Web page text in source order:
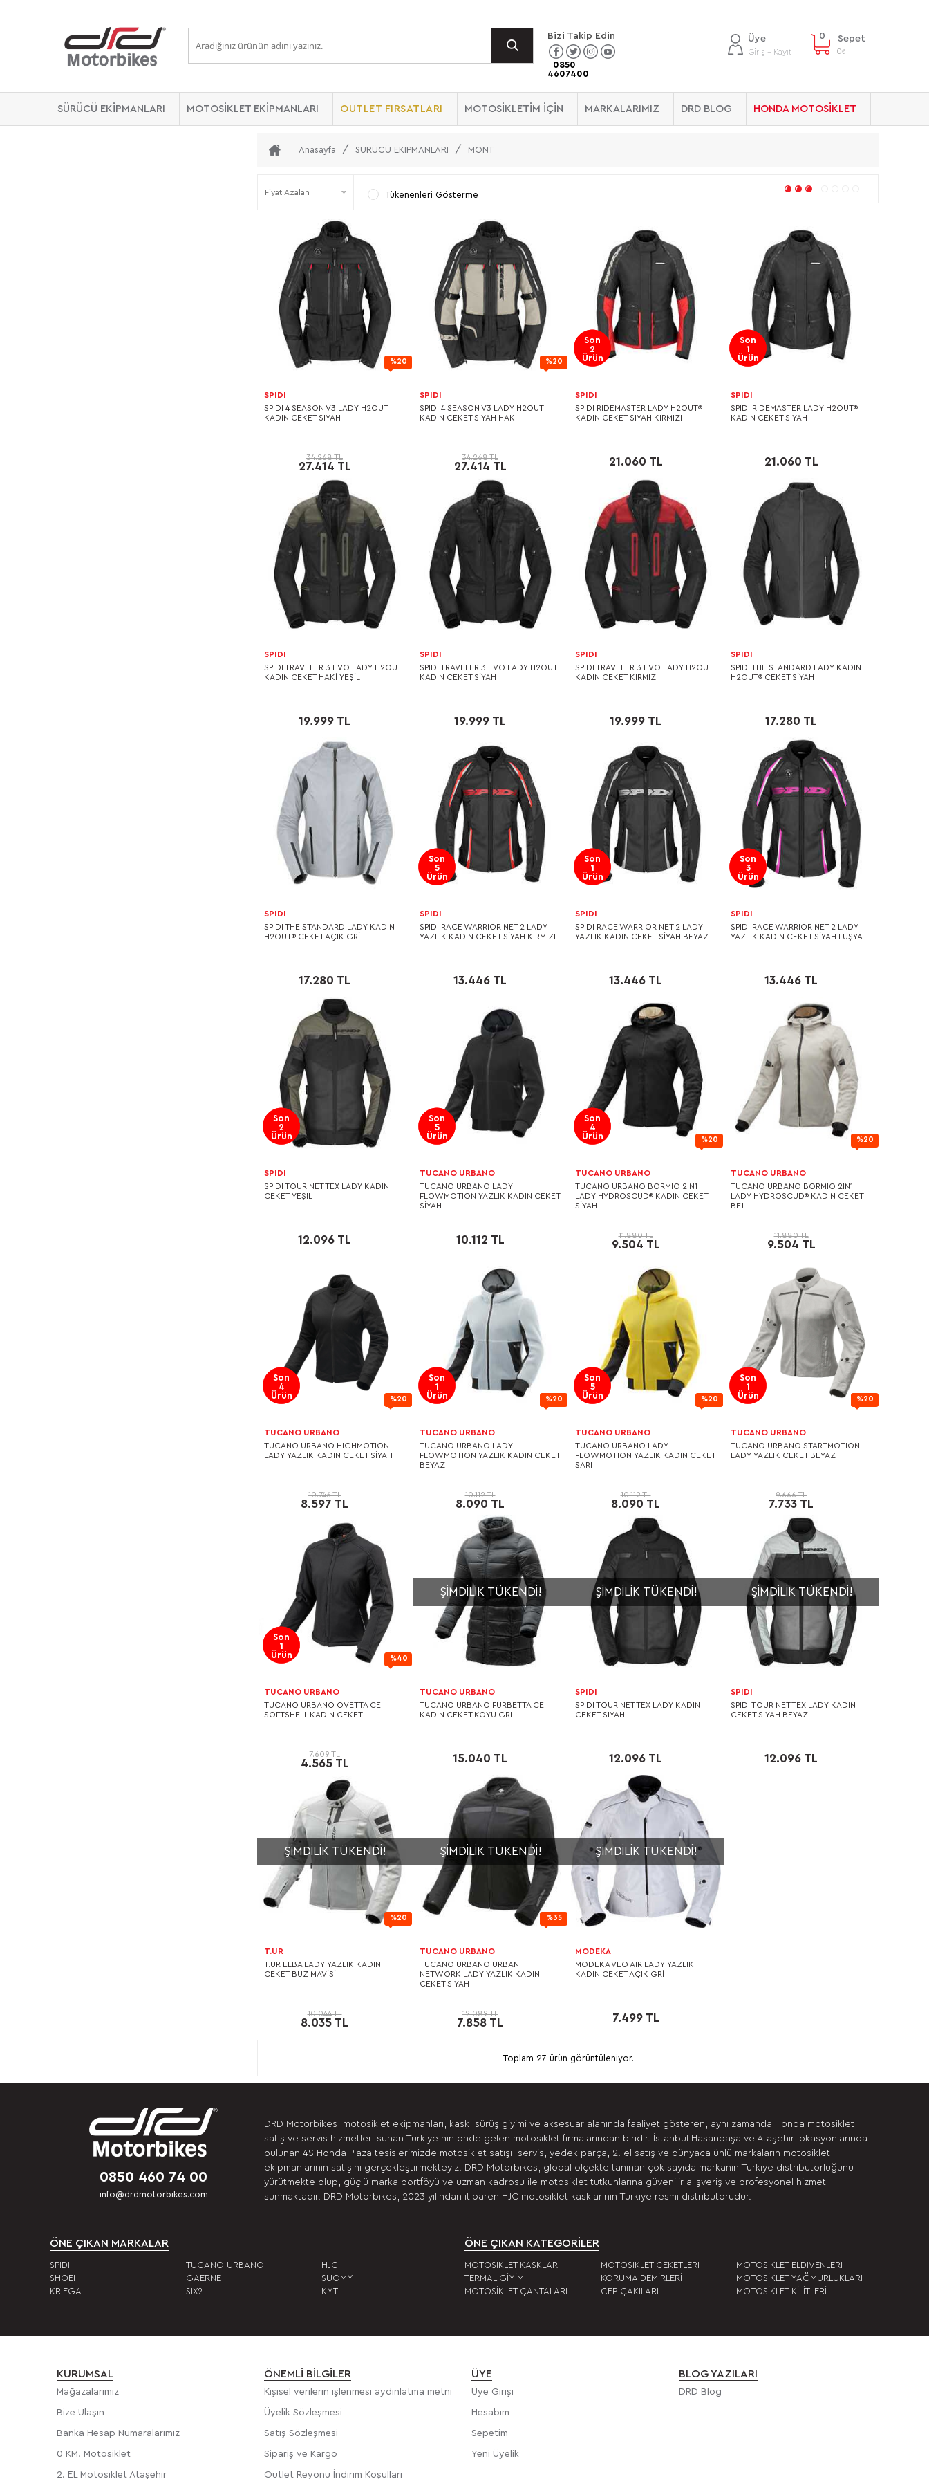
Bizi Takip Edin
0850
4607400
Sepet
0₺
0
Üye
Giriş - Kayıt
SÜRÜCÜ EKİPMANLARI MOTOSİKLET EKİPMANLARI OUTLET FIRSATLARI MOTOSİKLETİM İÇİN MARKALARIMIZ DRD BLOG HONDA MOTOSİKLET
Anasayfa SÜRÜCÜ EKİPMANLARI MONT
Tükenenleri Gösterme
%20
SPIDI
SPIDI 4 SEASON V3 LADY H2OUT
KADIN CEKET SİYAH
34.268 TL
27.414 TL
%20
SPIDI
SPIDI 4 SEASON V3 LADY H2OUT
KADIN CEKET SİYAH HAKİ
34.268 TL
27.414 TL
Son
2
Ürün
SPIDI
SPIDI RIDEMASTER LADY H2OUT®
KADIN CEKET SİYAH KIRMIZI
21.060 TL
Son
1
Ürün
SPIDI
SPIDI RIDEMASTER LADY H2OUT®
KADIN CEKET SİYAH
21.060 TL
SPIDI
SPIDI TRAVELER 3 EVO LADY H2OUT
KADIN CEKET HAKİ YEŞİL
19.999 TL
SPIDI
SPIDI TRAVELER 3 EVO LADY H2OUT
KADIN CEKET SİYAH
19.999 TL
SPIDI
SPIDI TRAVELER 3 EVO LADY H2OUT
KADIN CEKET KIRMIZI
19.999 TL
SPIDI
SPIDI THE STANDARD LADY KADIN
H2OUT® CEKET SİYAH
17.280 TL
SPIDI
SPIDI THE STANDARD LADY KADIN
H2OUT® CEKET AÇIK GRİ
17.280 TL
Son
5
Ürün
SPIDI
SPIDI RACE WARRIOR NET 2 LADY
YAZLIK KADIN CEKET SİYAH KIRMIZI
13.446 TL
Son
1
Ürün
SPIDI
SPIDI RACE WARRIOR NET 2 LADY
YAZLIK KADIN CEKET SİYAH BEYAZ
13.446 TL
Son
3
Ürün
SPIDI
SPIDI RACE WARRIOR NET 2 LADY
YAZLIK KADIN CEKET SİYAH FUŞYA
13.446 TL
Son
2
Ürün
SPIDI
SPIDI TOUR NET TEX LADY KADIN
CEKET YEŞİL
12.096 TL
Son
5
Ürün
TUCANO URBANO
TUCANO URBANO LADY
FLOWMOTION YAZLIK KADIN CEKET
SİYAH
10.112 TL
%20
Son
4
Ürün
TUCANO URBANO
TUCANO URBANO BORMIO 2IN1
LADY HYDROSCUD® KADIN CEKET
SİYAH
11.880 TL
9.504 TL
%20
TUCANO URBANO
TUCANO URBANO BORMIO 2IN1
LADY HYDROSCUD® KADIN CEKET
BEJ
11.880 TL
9.504 TL
%20
Son
4
Ürün
TUCANO URBANO
TUCANO URBANO HIGHMOTION
LADY YAZLIK KADIN CEKET SİYAH
10.746 TL
8.597 TL
%20
Son
1
Ürün
TUCANO URBANO
TUCANO URBANO LADY
FLOWMOTION YAZLIK KADIN CEKET
BEYAZ
10.112 TL
8.090 TL
%20
Son
5
Ürün
TUCANO URBANO
TUCANO URBANO LADY
FLOWMOTION YAZLIK KADIN CEKET
SARI
10.112 TL
8.090 TL
%20
Son
1
Ürün
TUCANO URBANO
TUCANO URBANO STARTMOTION
LADY YAZLIK CEKET BEYAZ
9.666 TL
7.733 TL
%40
Son
1
Ürün
TUCANO URBANO
TUCANO URBANO OVETTA CE
SOFTSHELL KADIN CEKET
7.609 TL
4.565 TL
ŞIMDILIK TÜKENDI!
TUCANO URBANO
TUCANO URBANO FURBETTA CE
KADIN CEKET KOYU GRİ
15.040 TL
ŞIMDILIK TÜKENDI!
SPIDI
SPIDI TOUR NET TEX LADY KADIN
CEKET SİYAH
12.096 TL
ŞIMDILIK TÜKENDI!
SPIDI
SPIDI TOUR NET TEX LADY KADIN
CEKET SİYAH BEYAZ
12.096 TL
%20
ŞIMDILIK TÜKENDI!
T.UR
T.UR ELBA LADY YAZLIK KADIN
CEKET BUZ MAVİSİ
10.044 TL
8.035 TL
%35
ŞIMDILIK TÜKENDI!
TUCANO URBANO
TUCANO URBANO URBAN
NETWORK LADY YAZLIK KADIN
CEKET SİYAH
12.089 TL
7.858 TL
ŞIMDILIK TÜKENDI!
MODEKA
MODEKA VEO AIR LADY YAZLIK
KADIN CEKET AÇIK GRİ
7.499 TL
Toplam 27 ürün görüntüleniyor.
0850 460 74 00
info@drdmotorbikes.com
DRD Motorbikes, motosiklet ekipmanları, kask, sürüş giyimi ve aksesuar alanında faaliyet gösteren, aynı zamanda Honda motosiklet
satış ve servis hizmetleri sunan Türkiye’nin önde gelen motosiklet firmalarından biridir. İstanbul Hasanpaşa ve Ataşehir lokasyonlarında
bulunan 4S Honda Plaza tesislerimizde motosiklet satışı, servis, yedek parça, 2. el satış ve dünyaca ünlü markaların motosiklet
ekipmanlarının satışını gerçekleştirmekteyiz. DRD Motorbikes, global ölçekte tanınan çok sayıda markanın Türkiye distribütörlüğünü
yürütmekte olup, güçlü marka portföyü ve uzman kadrosu ile motosiklet tutkunlarına güvenilir alışveriş ve profesyonel hizmet
sunmaktadır. DRD Motorbikes, 2023 yılından itibaren HJC motosiklet kasklarının Türkiye resmi distribütörüdür.
ÖNE ÇIKAN MARKALAR
SPIDI TUCANO URBANO
HJC
SHOEI
GAERNE
SUOMY
KRIEGA
SIX2 KYT
ÖNE ÇIKAN KATEGORİLER
MOTOSİKLET KASKLARI MOTOSİKLET CEKETLERİ
MOTOSİKLET ELDİVENLERİ
TERMAL GİYİM
KORUMA DEMİRLERİ
MOTOSİKLET YAĞMURLUKLARI
MOTOSİKLET ÇANTALARI
CEP ÇAKILARI MOTOSİKLET KİLİTLERİ
KURUMSAL
Mağazalarımız
Bize Ulaşın
Banka Hesap Numaralarımız
0 KM. Motosiklet
2. EL Motosiklet Ataşehir
ÖNEMLI BILGILER
Kişisel verilerin işlenmesi aydınlatma metni
Üyelik Sözleşmesi
Satış Sözleşmesi
Sipariş ve Kargo
Outlet Reyonu İndirim Koşulları
ÜYE
Üye Girişi
Hesabım
Sepetim
Yeni Üyelik
BLOG YAZILARI
DRD Blog